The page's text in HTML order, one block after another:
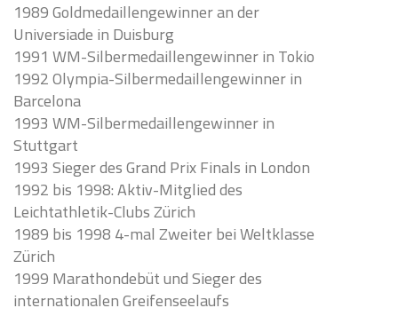
1989 Goldmedaillengewinner an der
Universiade in Duisburg
1991 WM-Silbermedaillengewinner in Tokio
1992 Olympia-Silbermedaillengewinner in
Barcelona
1993 WM-Silbermedaillengewinner in
Stuttgart
1993 Sieger des Grand Prix Finals in London
1992 bis 1998: Aktiv-Mitglied des
Leichtathletik-Clubs Zürich
1989 bis 1998 4-mal Zweiter bei Weltklasse
Zürich
1999 Marathondebüt und Sieger des
internationalen Greifenseelaufs